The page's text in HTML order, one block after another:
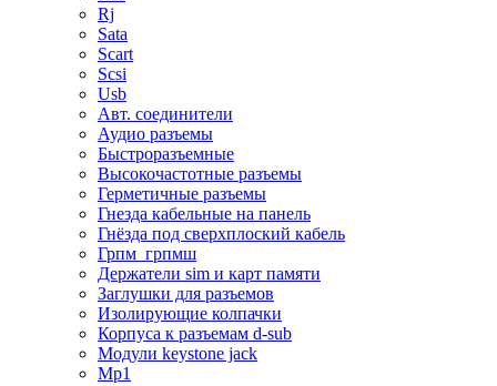
Rj
Sata
Scart
Scsi
Usb
Авт. соединители
Аудио разъемы
Быстроразъемные
Высокочастотные разъемы
Герметичные разъемы
Гнезда кабельные на панель
Гнёзда под сверхплоский кабель
Грпм_грпмш
Держатели sim и карт памяти
Заглушки для разъемов
Изолирующие колпачки
Корпуса к разъемам d-sub
Модули keystone jack
Мр1